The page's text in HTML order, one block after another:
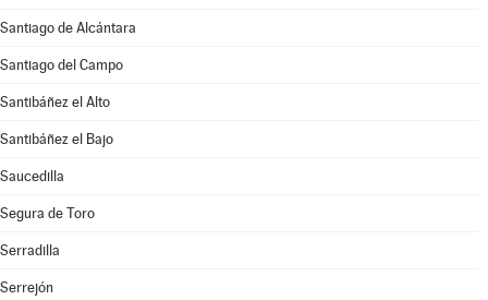
Santiago de Alcántara
Santiago del Campo
Santibáñez el Alto
Santibáñez el Bajo
Saucedilla
Segura de Toro
Serradilla
Serrejón